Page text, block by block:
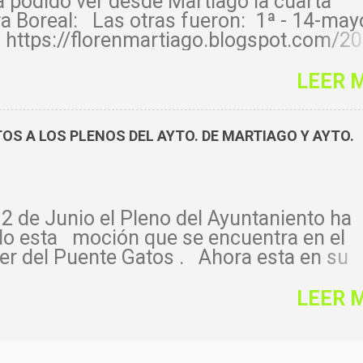
Boreal: Las otras fueron: 1ª - 14-
https://florenmartiago.blogspot.com/
boreal-desde-martiago-11-10-
3ª - 1 enero
aurora-desde-martiago.html
LEER
A LOS PLENOS DEL AYTO. DE MARTIAGO Y AYTO.
de Junio el Pleno del Ayuntaniento ha
esta moción que se encuentra en el
del Puente Gatos . Ahora esta en su
y que permanecerá en el tiempo
LEER